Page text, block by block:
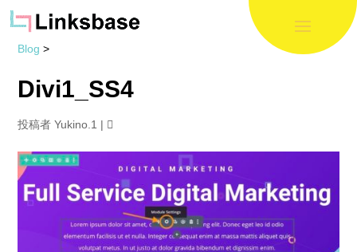
Blog >
Divi1_SS4
投稿者Yukino.1 |